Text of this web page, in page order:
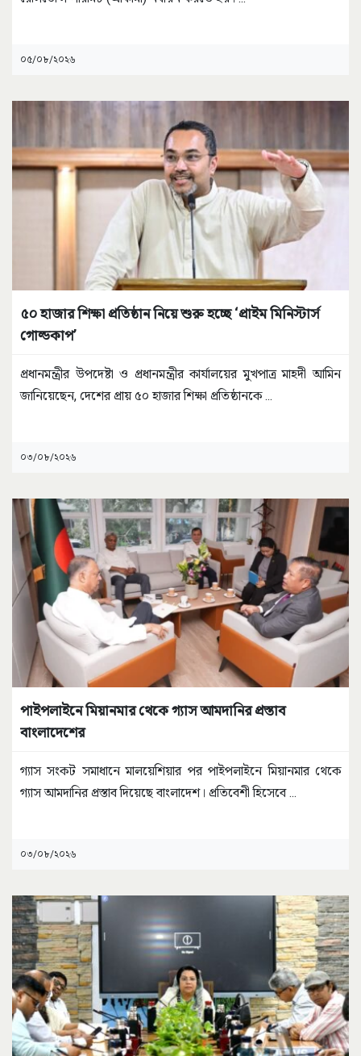
০৫/০৮/২০২৬
৫০ হাজার শিক্ষা প্রতিষ্ঠান নিয়ে শুরু হচ্ছে ‘প্রাইম মিনিস্টার্স
গোল্ডকাপ’
প্রধানমন্ত্রীর উপদেষ্টা ও প্রধানমন্ত্রীর কার্যালয়ের মুখপাত্র মাহদী আমিন
জানিয়েছেন, দেশের প্রায় ৫০ হাজার শিক্ষা প্রতিষ্ঠানকে ...
০৩/০৮/২০২৬
পাইপলাইনে মিয়ানমার থেকে গ্যাস আমদানির প্রস্তাব
বাংলাদেশের
গ্যাস সংকট সমাধানে মালয়েশিয়ার পর পাইপলাইনে মিয়ানমার থেকে
গ্যাস আমদানির প্রস্তাব দিয়েছে বাংলাদেশ। প্রতিবেশী হিসেবে...
০৩/০৮/২০২৬